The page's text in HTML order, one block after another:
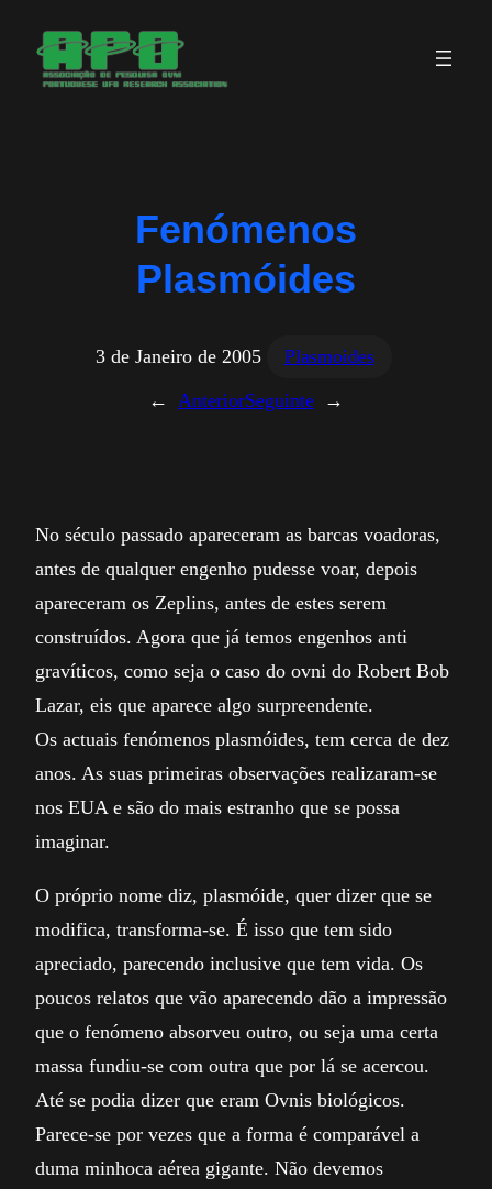
para
Fenómenos
Plasmóides
3 de Janeiro de 2005
Plasmoides
← AnteriorSeguinte →
No século passado apareceram as barcas voadoras,
antes de qualquer engenho pudesse voar, depois
apareceram os Zeplins, antes de estes serem
construídos. Agora que já temos engenhos anti
gravíticos, como seja o caso do ovni do Robert Bob
Lazar, eis que aparece algo surpreendente.
Os actuais fenómenos plasmóides, tem cerca de dez
anos. As suas primeiras observações realizaram-se
nos EUA e são do mais estranho que se possa
imaginar.
O próprio nome diz, plasmóide, quer dizer que se
modifica, transforma-se. É isso que tem sido
apreciado, parecendo inclusive que tem vida. Os
poucos relatos que vão aparecendo dão a impressão
que o fenómeno absorveu outro, ou seja uma certa
massa fundiu-se com outra que por lá se acercou.
Até se podia dizer que eram Ovnis biológicos.
Parece-se por vezes que a forma é comparável a
duma minhoca aérea gigante. Não devemos